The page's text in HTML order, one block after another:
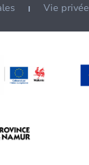
Vie privée